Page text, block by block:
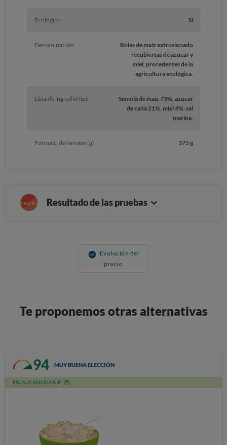
Ecológico Sí
Denominación
Bolas de maíz extrusionado
recubiertas de azúcar y
miel, procedentes de la
agricultura ecológica.
Lista de ingredientes
Sémola de maíz 73%, azúcar
de caña 21%, miel 4%, sal
marina.
Formato del envase (g) 375 g
Resultado de las pruebas
Evolución del
precio
Te proponemos otras alternativas
94 MUY BUENA ELECCIÓN
ESCALA SALUDABLE